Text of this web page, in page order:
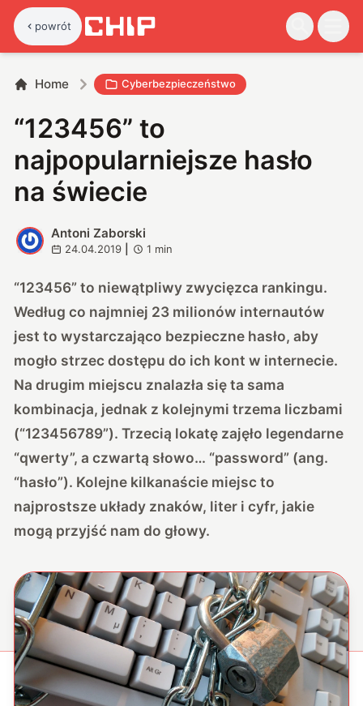
powrót
Home Cyberbezpieczeństwo
“123456” to
najpopularniejsze hasło
na świecie
A
Antoni Zaborski
24.04.2019 1 min
“123456” to niewątpliwy zwycięzca rankingu.
Według co najmniej 23 milionów internautów
jest to wystarczająco bezpieczne hasło, aby
mogło strzec dostępu do ich kont w internecie.
Na drugim miejscu znalazła się ta sama
kombinacja, jednak z kolejnymi trzema liczbami
(“123456789”). Trzecią lokatę zajęło legendarne
“qwerty”, a czwartą słowo… “password” (ang.
“hasło”). Kolejne kilkanaście miejsc to
najprostsze układy znaków, liter i cyfr, jakie
mogą przyjść nam do głowy.